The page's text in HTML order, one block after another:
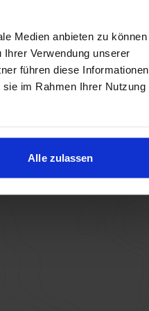
Medien anbieten zu können
Verwendung unserer
führen diese Informationen
im Rahmen Ihrer Nutzung
Alle zulassen